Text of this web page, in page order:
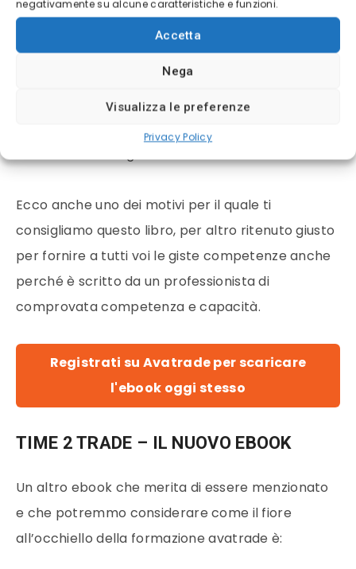
negativamente su alcune caratteristiche e funzioni.
Accetta
Nega
Visualizza le preferenze
Privacy Policy
Ecco anche uno dei motivi per cui ti consigliamo
per i tuoi investimenti, di affidarti ad AvaTrade, in
quanto esorta tutti i tarder, principianti e non ad
esercitarsi in totale sicurezza con il conto demo e
Ecco anche uno dei motivi per il quale ti
consigliamo questo libro, per altro ritenuto giusto
per fornire a tutti voi le giste competenze anche
perché è scritto da un professionista di
comprovata competenza e capacità.
Registrati su Avatrade per scaricare
l'ebook oggi stesso
TIME 2 TRADE – IL NUOVO EBOOK
Un altro ebook che merita di essere menzionato
e che potremmo considerare come il fiore
all’occhiello della formazione avatrade è: